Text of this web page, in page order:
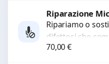
Riparazione
Ripariamo o
difettosi che
audio delle
70,00€